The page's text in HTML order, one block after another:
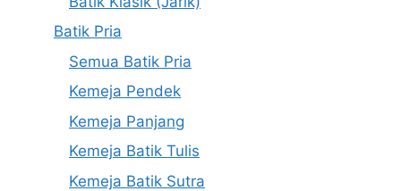
Batik Pria
Semua Batik Pria
Kemeja Pendek
Kemeja Panjang
Kemeja Batik Tulis
Kemeja Batik Sutra